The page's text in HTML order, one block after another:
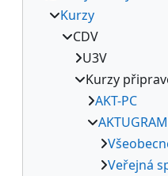
Kurzy
CDV
U3V
Kurzy
AKT-PC
AKTUGRAM
Veřejná